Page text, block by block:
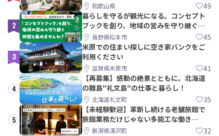
和歌山県 49
2
暮らしを守るが観光になる。コンセプト
ブックを創り、地域の営みを守り継ぐ仲
間を集めませんか？
長野県松本市 45
3
米原での住まい探しに空き家バンクをご
利用ください
滋賀県米原市 41
4
【再募集】感動の絶景とともに。北海道
の離島"礼文島"の仕事と暮らし！
北海道礼文町 35
5
【未経験歓迎】革新し続ける老舗旅館で
旅館業務だけじゃない多能工な働き
方。 株式会社いせん
新潟県湯沢町 32